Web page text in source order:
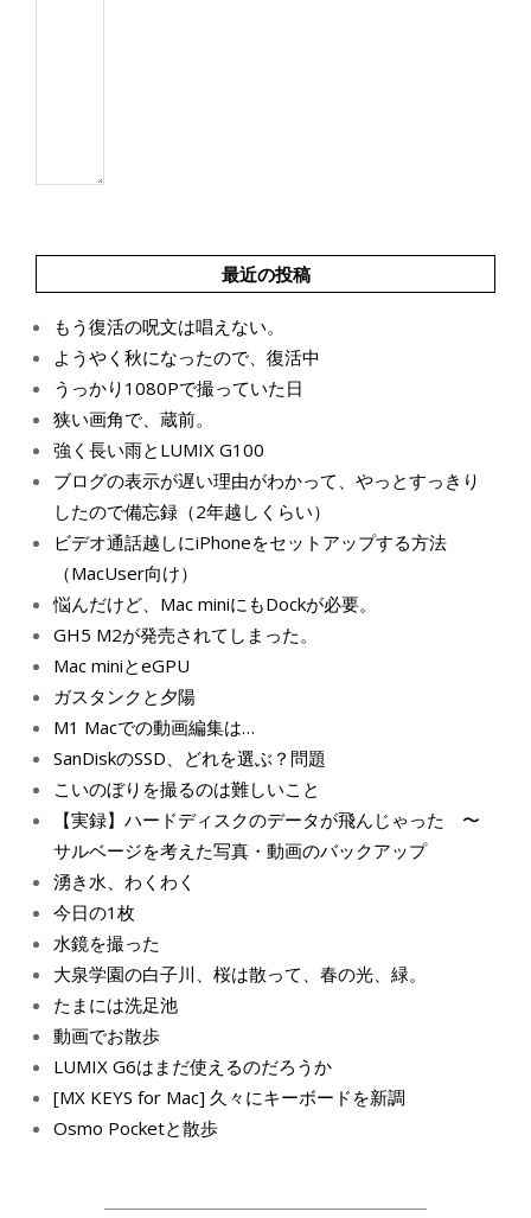
最近の投稿
もう復活の呪文は唱えない。
ようやく秋になったので、復活中
うっかり1080Pで撮っていた日
狭い画角で、蔵前。
強く長い雨とLUMIX G100
ブログの表示が遅い理由がわかって、やっとすっきり
したので備忘録（2年越しくらい）
ビデオ通話越しにiPhoneをセットアップする方法
（MacUser向け）
悩んだけど、Mac miniにもDockが必要。
GH5 M2が発売されてしまった。
Mac miniとeGPU
ガスタンクと夕陽
M1 Macでの動画編集は…
SanDiskのSSD、どれを選ぶ？問題
こいのぼりを撮るのは難しいこと
【実録】ハードディスクのデータが飛んじゃった 〜
サルベージを考えた写真・動画のバックアップ
湧き水、わくわく
今日の1枚
水鏡を撮った
大泉学園の白子川、桜は散って、春の光、緑。
たまには洗足池
動画でお散歩
LUMIX G6はまだ使えるのだろうか
[MX KEYS for Mac] 久々にキーボードを新調
Osmo Pocketと散歩